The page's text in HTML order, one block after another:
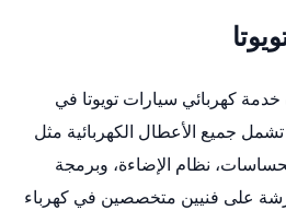
كهربائي سيارات تويوتا في
جميع الأعطال الكهربائية مثل
نظام الإضاءة، وبرمجة
على فنيين متخصصين في كهرباء